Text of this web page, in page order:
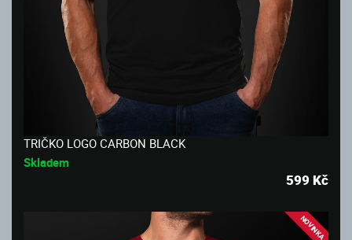
TRIČKO LOGO CARBON BLACK
Skladem
599 Kč
NOVINKA